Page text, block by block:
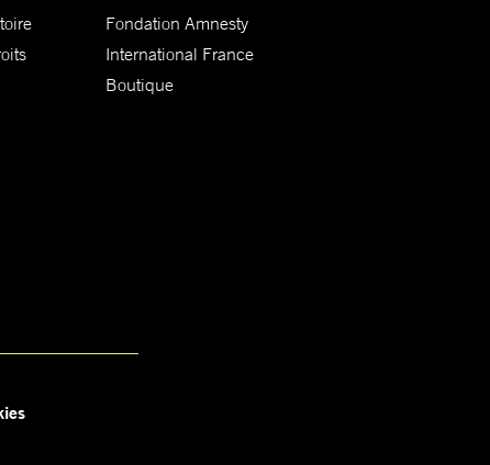
Fondation Amnesty
International France
Boutique